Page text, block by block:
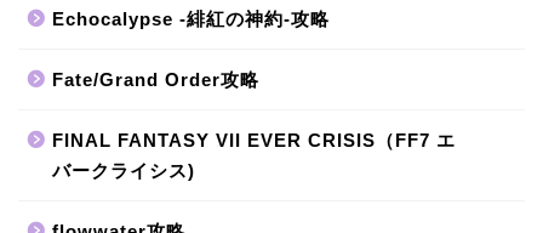
Echocalypse -緋紅の神約-攻略
Fate/Grand Order攻略
FINAL FANTASY VII EVER CRISIS（FF7 エ
バークライシス)